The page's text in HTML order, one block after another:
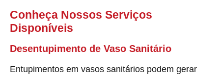
Conheça Nossos Serviços
Disponíveis
Desentupimento de Vaso Sanitário
Entupimentos em vasos sanitários podem gerar